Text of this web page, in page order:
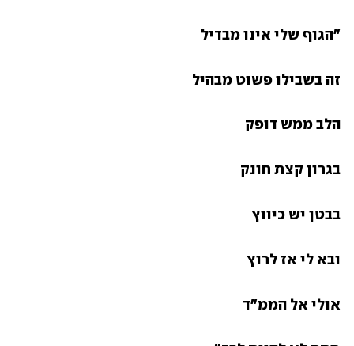
"הגוף שלי אינו מבדיל
זה בשבילו פשוט מבהיל
הלב ממש דופק
בגרון קצת חונק
בבטן יש כיווץ
ובא לי אז לרוץ
אולי אל הממ"ד